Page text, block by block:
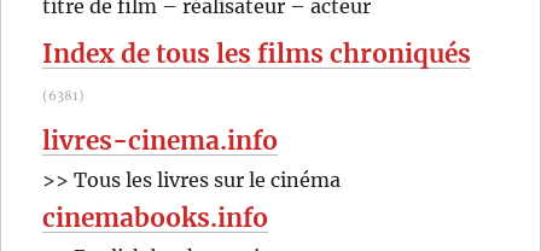
:
titre de film – réalisateur – acteur
Index de tous les films chroniqués
(6381)
livres-cinema.info
>> Tous les livres sur le cinéma
cinemabooks.info